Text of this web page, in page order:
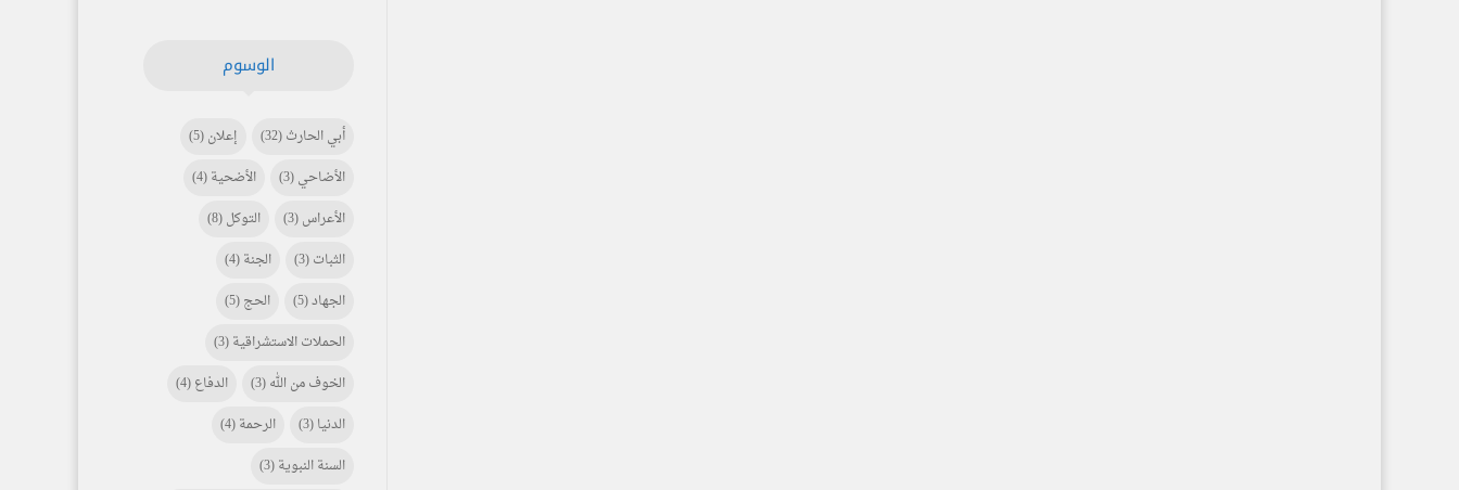
الوسوم
أبي الحارث(32) إعلان(5)
الأضاحي(3) الأضحية(4)
الأعراس(3) التوكل(8)
الثبات(3) الجنة(4)
الجهاد(5) الحج(5)
الحملات الاستشراقية(3)
الخوف من الله(3) الدفاع(4)
الدنيا(3) الرحمة(4)
السنة النبوية(3)